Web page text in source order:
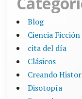
Blog
Ciencia Ficción
cita del día
Clásicos
Creando
Disotopía